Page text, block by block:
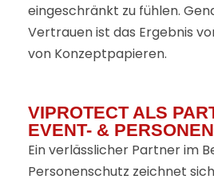
eingeschränkt zu fühlen.
Vertrauen ist das Ergebnis
von Konzeptpapieren.
VIPROTECT ALS
EVENT- &
Ein verlässlicher Partner im
Personenschutz zeichnet